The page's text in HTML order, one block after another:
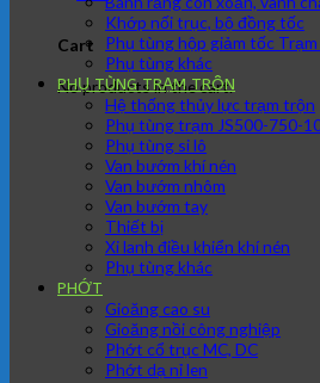
Cart
No products in the cart.
Khớp nối trục, bộ đồng tốc
Phụ tùng hộp giảm tốc
Phụ tùng khác
PHỤ TÙNG TRẠM TRÔN
Hệ thống thủy lực trạm trộn
Phụ tùng trạm JS500-750-
Phụ tùng si lô
Van bướm khí nén
Van bướm nhôm
Van bướm tay
Thiết bị
Xi lanh điều khiển khí nén
Phụ tùng khác
PHỚT
Gioăng cao su
Gioăng nồi công nghiệp
Phớt cổ trục MC, DC
Phớt dạ nỉ len